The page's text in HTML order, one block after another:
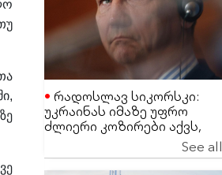
რადოსლავ სიკორსკი:
უკრაინას იმაზე უფრო
ძლიერი კოზირები აქვს,
ვიდრე დონალდ ტრამპს
ეგონა
See all